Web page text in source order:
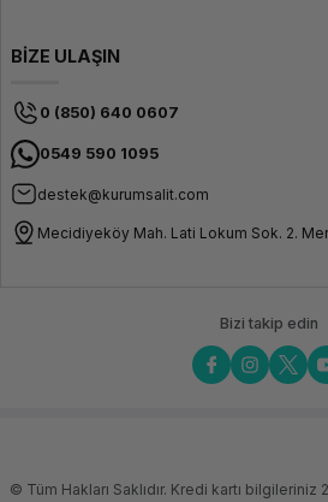
BİZE ULAŞIN
0 (850) 640 0607
0549 590 1095
destek@kurumsalit.com
Mecidiyeköy Mah. Lati Lokum Sok. 2.
Bizi takip edin
© Tüm Hakları Saklıdır. Kredi kartı bilgileriniz